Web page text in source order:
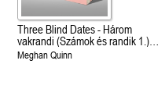
Three Blind Dates - Három
vakrandi (Számok és randik 1.)
Különleges éldekorált kiadás!
Meghan Quinn